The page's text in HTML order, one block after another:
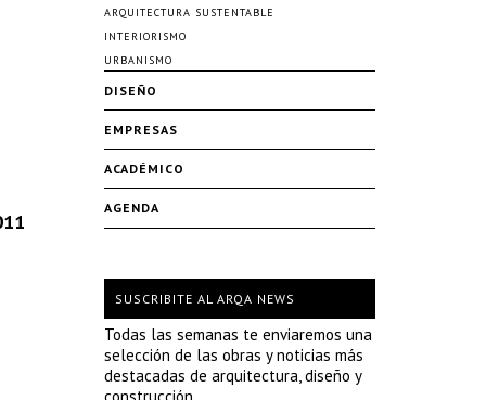
ARQUITECTURA SUSTENTABLE
INTERIORISMO
URBANISMO
DISEÑO
EMPRESAS
ACADÉMICO
AGENDA
SUSCRIBITE AL ARQA NEWS
Todas las semanas te enviaremos una
selección de las obras y noticias más
destacadas de arquitectura, diseño y